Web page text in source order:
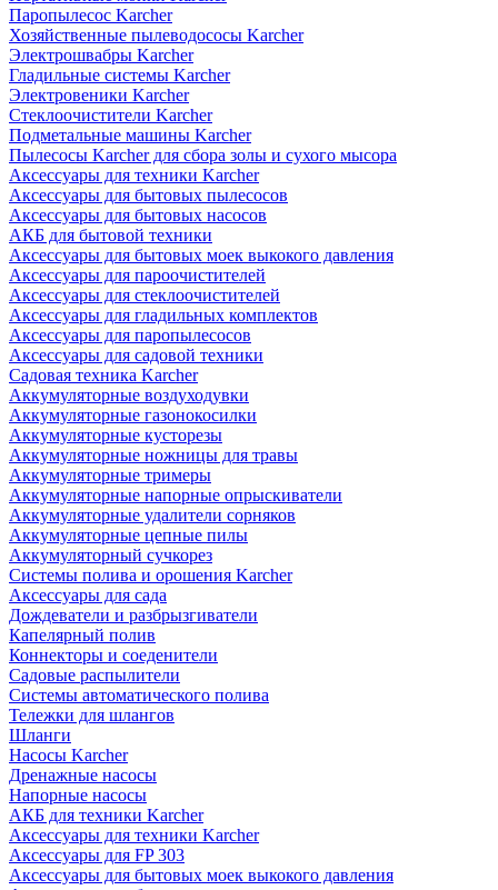
Паропылесос Karcher
Хозяйственные пылеводососы Karcher
Электрошвабры Karcher
Гладильные системы Karcher
Электровеники Karcher
Стеклоочистители Karcher
Подметальные машины Karcher
Пылесосы Karcher для сбора золы и сухого мысора
Аксессуары для техники Karcher
Аксессуары для бытовых пылесосов
Аксессуары для бытовых насосов
АКБ для бытовой техники
Аксессуары для бытовых моек выкокого давления
Аксессуары для пароочистителей
Аксессуары для стеклоочистителей
Аксессуары для гладильных комплектов
Аксессуары для паропылесосов
Аксессуары для садовой техники
Садовая техника Karcher
Аккумуляторные воздуходувки
Аккумуляторные газонокосилки
Аккумуляторные кусторезы
Аккумуляторные ножницы для травы
Аккумуляторные тримеры
Аккумуляторные напорные опрыскиватели
Аккумуляторные удалители сорняков
Аккумуляторные цепные пилы
Аккумуляторный сучкорез
Системы полива и орошения Karcher
Аксессуары для сада
Дождеватели и разбрызгиватели
Капелярный полив
Коннекторы и соеденители
Садовые распылители
Системы автоматического полива
Тележки для шлангов
Шланги
Насосы Karcher
Дренажные насосы
Напорные насосы
АКБ для техники Karcher
Аксессуары для техники Karcher
Аксессуары для FP 303
Аксессуары для бытовых моек выкокого давления